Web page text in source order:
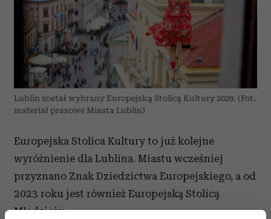
Lublin został wybrany Europejską Stolicą Kultury 2029. (Fot.
materiał prasowe Miasta Lublin)
Europejska Stolica Kultury to już kolejne
wyróżnienie dla Lublina. Miastu wcześniej
przyznano Znak Dziedzictwa Europejskiego, a od
2023 roku jest również Europejską Stolicą
Młodzieży.